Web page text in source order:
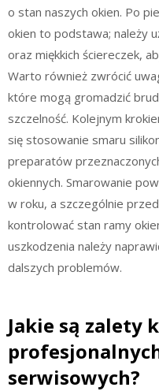
o stan naszych okien. Po
okien to podstawa; należy
oraz miękkich ściereczek,
Warto również zwrócić
które mogą gromadzić
szczelność. Kolejnym
się stosowanie smaru
preparatów
okiennych. Smarowanie
w roku, a szczególnie
kontrolować stan ramy
uszkodzenia należy
dalszych problemów.
Jakie są zalety
serwisowych?